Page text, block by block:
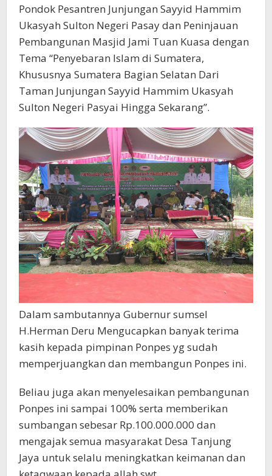
Pondok Pesantren Junjungan Sayyid Hammim
Ukasyah Sulton Negeri Pasay dan Peninjauan
Pembangunan Masjid Jami Tuan Kuasa dengan
Tema “Penyebaran Islam di Sumatera,
Khususnya Sumatera Bagian Selatan Dari
Taman Junjungan Sayyid Hammim Ukasyah
Sulton Negeri Pasyai Hingga Sekarang”.
Dalam sambutannya Gubernur sumsel
H.Herman Deru Mengucapkan banyak terima
kasih kepada pimpinan Ponpes yg sudah
memperjuangkan dan membangun Ponpes ini.
Beliau juga akan menyelesaikan pembangunan
Ponpes ini sampai 100% serta memberikan
sumbangan sebesar Rp.100.000.000 dan
mengajak semua masyarakat Desa Tanjung
Jaya untuk selalu meningkatkan keimanan dan